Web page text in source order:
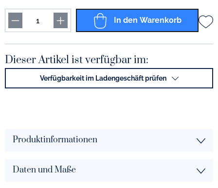
In den Warenkorb
Dieser Artikel ist verfügbar im:
Verfügbarkeit im Ladengeschäft prüfen
Produktinformationen
Daten und Maße